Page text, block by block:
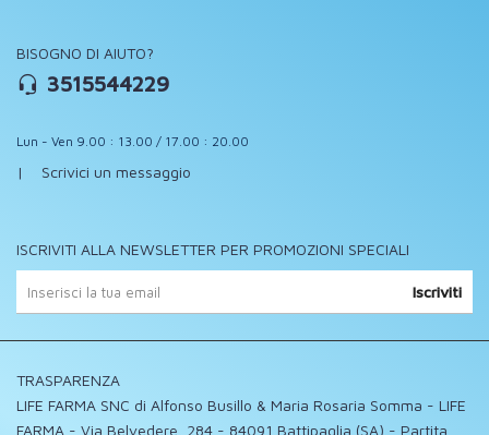
BISOGNO DI AIUTO?
3515544229
Lun - Ven 9.00 : 13.00 / 17.00 : 20.00
| Scrivici un messaggio
ISCRIVITI ALLA NEWSLETTER PER PROMOZIONI SPECIALI
Iscriviti
TRASPARENZA
LIFE FARMA SNC di Alfonso Busillo & Maria Rosaria Somma - LIFE
FARMA - Via Belvedere, 284 - 84091 Battipaglia (SA) - Partita